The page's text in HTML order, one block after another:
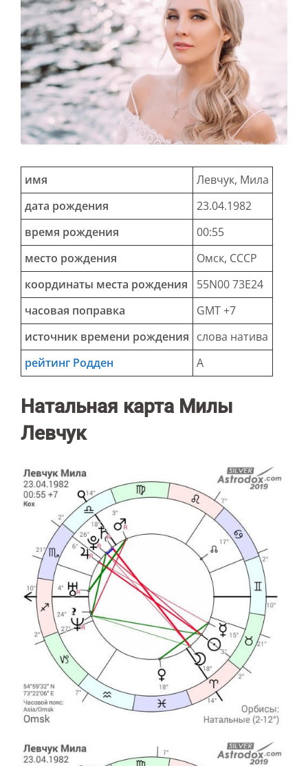
имя
Левчук, Мила
дата рождения
23.04.1982
время рождения
00:55
место рождения
Омск, СССР
координаты места рождения
55N00 73E24
часовая поправка
GMT +7
источник времени рождения слова натива
рейтинг Родден
А
Натальная карта Милы
Левчук